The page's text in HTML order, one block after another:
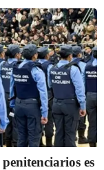
es